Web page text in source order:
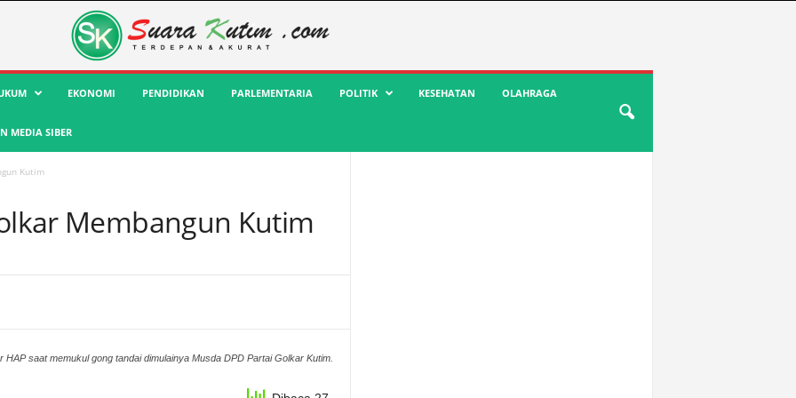
EKONOMI PENDIDIKAN PARLEMENTARIA POLITIK KESEHATAN OLAHRAGA
MEDIA SIBER
Kutim
Membangun Kutim
HAP saat memukul gong tandai dimulainya Musda DPD Partai Golkar Kutim.